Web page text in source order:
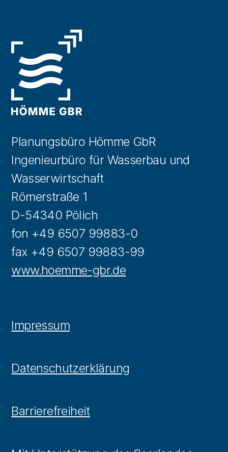
Planungsbüro Hömme GbR
Ingenieurbüro für Wasserbau und
Wasserwirtschaft
Römerstraße 1
D-54340 Pölich
fon +49 6507 99883-0
fax +49 6507 99883-99
www.hoemme-gbr.de
Impressum
Datenschutzerklärung
Barrierefreiheit